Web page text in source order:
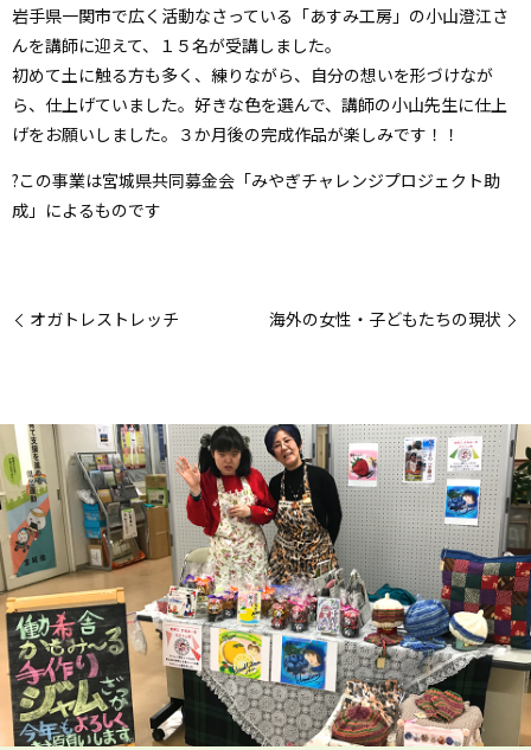
岩手県一関市で広く活動なさっている「あすみ工房」の小山澄江さ
んを講師に迎えて、１５名が受講しました。
初めて土に触る方も多く、練りながら、自分の想いを形づけなが
ら、仕上げていました。好きな色を選んで、講師の小山先生に仕上
げをお願いしました。３か月後の完成作品が楽しみです！！
?この事業は宮城県共同募金会「みやぎチャレンジプロジェクト助
成」によるものです
オガトレストレッチ 海外の女性・子どもたちの現状